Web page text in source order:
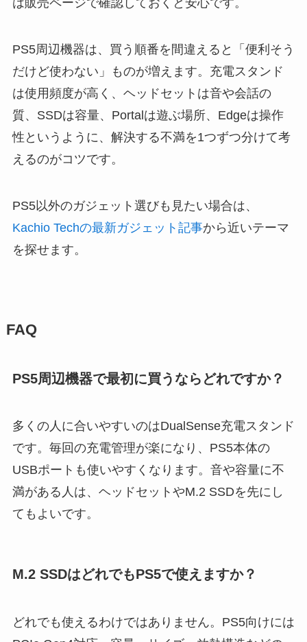
は販売ページで確認しておくと安心です。
PS5周辺機器は、買う順番を間違えると「便利そう
だけど使わない」ものが増えます。充電スタンド
は使用頻度が高く、ヘッドセットは音や会話の
質、SSDは容量、Portalは遊ぶ場所、Edgeは操作
性というように、解決する不満を1つずつ分けて考
えるのがコツです。
PS5以外のガジェット選びも見たい場合は、
Kachio Techの最新ガジェット記事から近いテーマ
を探せます。
FAQ
PS5周辺機器で最初に買うならどれですか？
多くの人に合いやすいのはDualSense充電スタンド
です。毎回の充電管理が楽になり、PS5本体の
USBポートも使いやすくなります。音や容量に不
満がある人は、ヘッドセットやM.2 SSDを先にし
てもよいです。
M.2 SSDはどれでもPS5で使えますか？
どれでも使えるわけではありません。PS5向けには